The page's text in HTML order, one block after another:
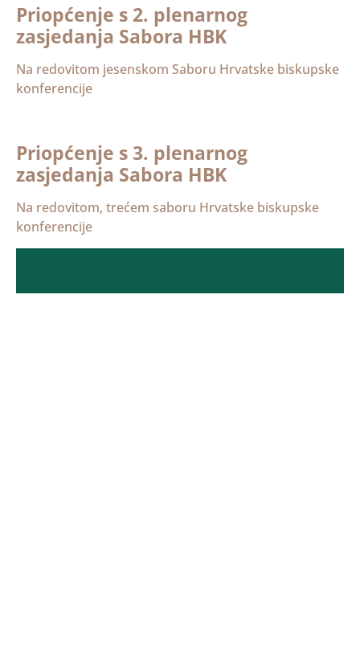
Priopćenje s 2. plenarnog
zasjedanja Sabora HBK
Na redovitom jesenskom Saboru Hrvatske biskupske
konferencije
Priopćenje s 3. plenarnog
zasjedanja Sabora HBK
Na redovitom, trećem saboru Hrvatske biskupske
konferencije